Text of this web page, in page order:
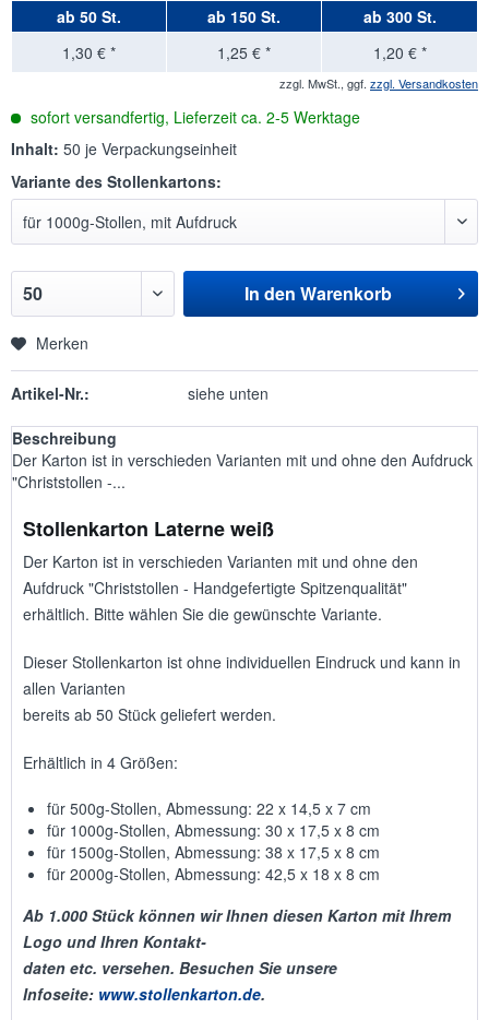
ab 50 St. ab 150 St. ab 300 St.
1,30 € *
1,25 € * 1,20 € *
zzgl. MwSt., ggf. zzgl. Versandkosten
sofort versandfertig, Lieferzeit ca. 2-5 Werktage
Inhalt: 50 je Verpackungseinheit
Variante des Stollenkartons:
In den Warenkorb
Merken
Artikel-Nr.: siehe unten
Beschreibung
Der Karton ist in verschieden Varianten mit und ohne den Aufdruck
"Christstollen -...
Stollenkarton Laterne weiß
Der Karton ist in verschieden Varianten mit und ohne den
Aufdruck "Christstollen - Handgefertigte Spitzenqualität"
erhältlich. Bitte wählen Sie die gewünschte Variante.
Dieser Stollenkarton ist ohne individuellen Eindruck und kann in
allen Varianten
bereits ab 50 Stück geliefert werden.
Erhältlich in 4 Größen:
für 500g-Stollen, Abmessung: 22 x 14,5 x 7 cm
für 1000g-Stollen, Abmessung: 30 x 17,5 x 8 cm
für 1500g-Stollen, Abmessung: 38 x 17,5 x 8 cm
für 2000g-Stollen, Abmessung: 42,5 x 18 x 8 cm
Ab 1.000 Stück können wir Ihnen diesen Karton mit Ihrem
Logo und Ihren Kontakt-
daten etc. versehen. Besuchen Sie unsere
Infoseite: www.stollenkarton.de.